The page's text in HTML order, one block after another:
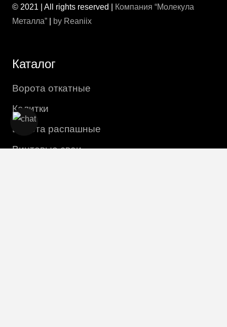
© 2021 | All rights reserved |
Компания “Молекула
Металла”
by Reaniix
Каталог
Ворота откатные
Калитки
Ворота распашные
Винтовые сваи